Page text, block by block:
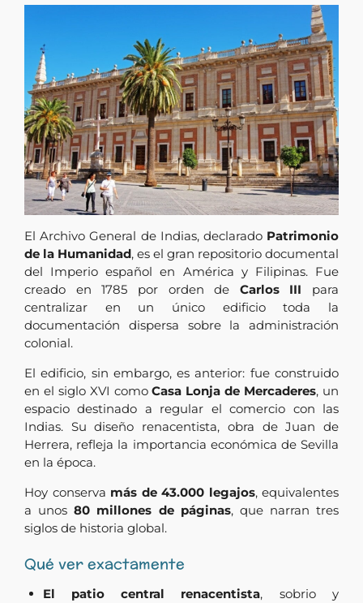
El Archivo General de Indias, declarado Patrimonio
de la Humanidad, es el gran repositorio documental
del Imperio español en América y Filipinas. Fue
creado en 1785 por orden de Carlos III para
centralizar en un único edificio toda la
documentación dispersa sobre la administración
colonial.
El edificio, sin embargo, es anterior: fue construido
en el siglo XVI comoCasa Lonja de Mercaderes, un
espacio destinado a regular el comercio con las
Indias. Su diseño renacentista, obra de Juan de
Herrera, refleja la importancia económica de Sevilla
en la época.
Hoy conserva más de 43.000 legajos, equivalentes
a unos80 millones de páginas, que narran tres
siglos de historia global.
Qué ver exactamente
El patio central renacentista, sobrio y